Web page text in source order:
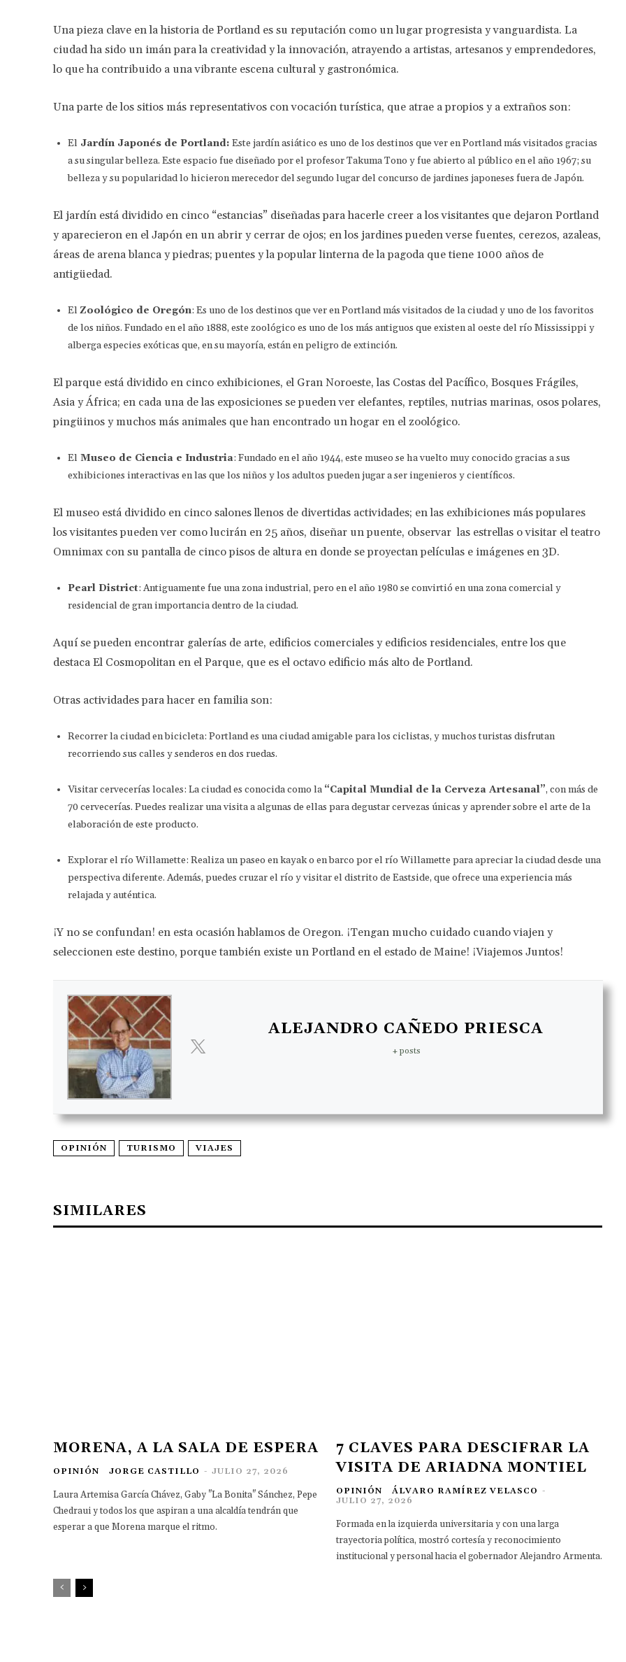
Una pieza clave en la historia de Portland es su reputación como un lugar progresista y vanguardista. La
ciudad ha sido un imán para la creatividad y la innovación, atrayendo a artistas, artesanos y emprendedores,
lo que ha contribuido a una vibrante escena cultural y gastronómica.
Una parte de los sitios más representativos con vocación turística, que atrae a propios y a extraños son:
El Jardín Japonés de Portland: Este jardín asiático es uno de los destinos que ver en Portland más visitados gracias
a su singular belleza. Este espacio fue diseñado por el profesor Takuma Tono y fue abierto al público en el año 1967; su
belleza y su popularidad lo hicieron merecedor del segundo lugar del concurso de jardines japoneses fuera de Japón.
El jardín está dividido en cinco “estancias” diseñadas para hacerle creer a los visitantes que dejaron Portland
y aparecieron en el Japón en un abrir y cerrar de ojos; en los jardines pueden verse fuentes, cerezos, azaleas,
áreas de arena blanca y piedras; puentes y la popular linterna de la pagoda que tiene 1000 años de
antigüedad.
El Zoológico de Oregón: Es uno de los destinos que ver en Portland más visitados de la ciudad y uno de los favoritos
de los niños. Fundado en el año 1888, este zoológico es uno de los más antiguos que existen al oeste del río Mississippi y
alberga especies exóticas que, en su mayoría, están en peligro de extinción.
El parque está dividido en cinco exhibiciones, el Gran Noroeste, las Costas del Pacífico, Bosques Frágiles,
Asia y África; en cada una de las exposiciones se pueden ver elefantes, reptiles, nutrias marinas, osos polares,
pingüinos y muchos más animales que han encontrado un hogar en el zoológico.
El Museo de Ciencia e Industria: Fundado en el año 1944, este museo se ha vuelto muy conocido gracias a sus
exhibiciones interactivas en las que los niños y los adultos pueden jugar a ser ingenieros y científicos.
El museo está dividido en cinco salones llenos de divertidas actividades; en las exhibiciones más populares
los visitantes pueden ver como lucirán en 25 años, diseñar un puente, observar las estrellas o visitar el teatro
Omnimax con su pantalla de cinco pisos de altura en donde se proyectan películas e imágenes en 3D.
Pearl District: Antiguamente fue una zona industrial, pero en el año 1980 se convirtió en una zona comercial y
residencial de gran importancia dentro de la ciudad.
Aquí se pueden encontrar galerías de arte, edificios comerciales y edificios residenciales, entre los que
destaca El Cosmopolitan en el Parque, que es el octavo edificio más alto de Portland.
Otras actividades para hacer en familia son:
Recorrer la ciudad en bicicleta: Portland es una ciudad amigable para los ciclistas, y muchos turistas disfrutan
recorriendo sus calles y senderos en dos ruedas.
Visitar cervecerías locales: La ciudad es conocida como la “Capital Mundial de la Cerveza Artesanal”, con más de
70 cervecerías. Puedes realizar una visita a algunas de ellas para degustar cervezas únicas y aprender sobre el arte de la
elaboración de este producto.
Explorar el río Willamette: Realiza un paseo en kayak o en barco por el río Willamette para apreciar la ciudad desde una
perspectiva diferente. Además, puedes cruzar el río y visitar el distrito de Eastside, que ofrece una experiencia más
relajada y auténtica.
¡Y no se confundan! en esta ocasión hablamos de Oregon. ¡Tengan mucho cuidado cuando viajen y
seleccionen este destino, porque también existe un Portland en el estado de Maine! ¡Viajemos Juntos!
ALEJANDRO CAÑEDO PRIESCA
+ posts
OPINIÓN TURISMO VIAJES
SIMILARES
MORENA, A LA SALA DE ESPERA
OPINIÓN JORGE CASTILLO - JULIO 27, 2026
Laura Artemisa García Chávez, Gaby "La Bonita" Sánchez, Pepe
Chedraui y todos los que aspiran a una alcaldía tendrán que
esperar a que Morena marque el ritmo.
7 CLAVES PARA DESCIFRAR LA
VISITA DE ARIADNA MONTIEL
OPINIÓN ÁLVARO RAMÍREZ VELASCO -
JULIO 27, 2026
Formada en la izquierda universitaria y con una larga
trayectoria política, mostró cortesía y reconocimiento
institucional y personal hacia el gobernador Alejandro Armenta.